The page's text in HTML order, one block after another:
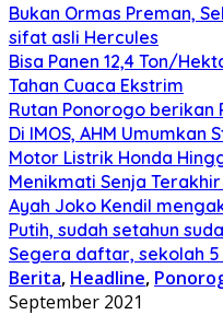
Bukan Ormas Preman,
sifat asli Hercules
Bisa Panen 12,4 Ton/
Tahan Cuaca Ekstrim
Rutan Ponorogo berikan
Di IMOS, AHM
Motor Listrik Honda
Menikmati Senja
Ayah Joko Kendil
Putih, sudah setahun
Segera daftar, sekolah 5
Berita, Headline,
September 2021